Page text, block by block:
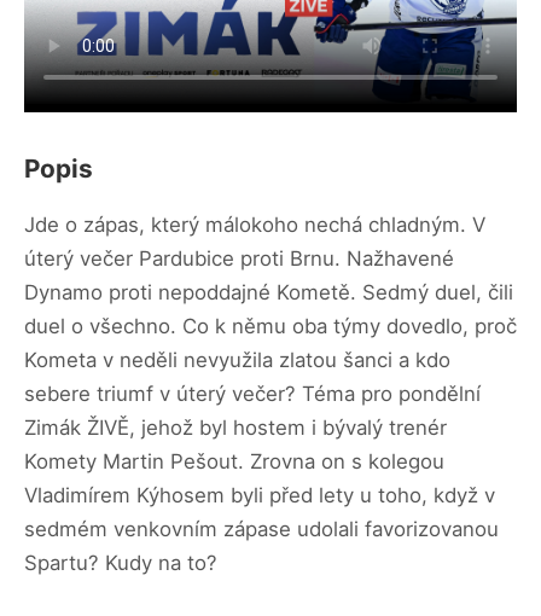
Popis
Jde o zápas, který málokoho nechá chladným. V
úterý večer Pardubice proti Brnu. Nažhavené
Dynamo proti nepoddajné Kometě. Sedmý duel, čili
duel o všechno. Co k němu oba týmy dovedlo, proč
Kometa v neděli nevyužila zlatou šanci a kdo
sebere triumf v úterý večer? Téma pro pondělní
Zimák ŽIVĚ, jehož byl hostem i bývalý trenér
Komety Martin Pešout. Zrovna on s kolegou
Vladimírem Kýhosem byli před lety u toho, když v
sedmém venkovním zápase udolali favorizovanou
Spartu? Kudy na to?